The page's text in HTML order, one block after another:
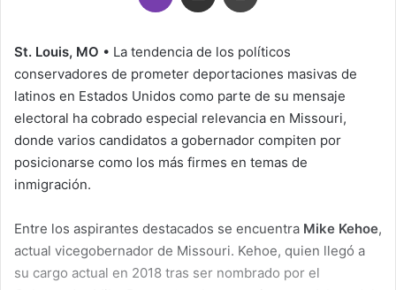
St. Louis, MO • La tendencia de los políticos
conservadores de prometer deportaciones masivas de
latinos en Estados Unidos como parte de su mensaje
electoral ha cobrado especial relevancia en Missouri,
donde varios candidatos a gobernador compiten por
posicionarse como los más firmes en temas de
inmigración.
Entre los aspirantes destacados se encuentra Mike Kehoe,
actual vicegobernador de Missouri. Kehoe, quien llegó a
su cargo actual en 2018 tras ser nombrado por el